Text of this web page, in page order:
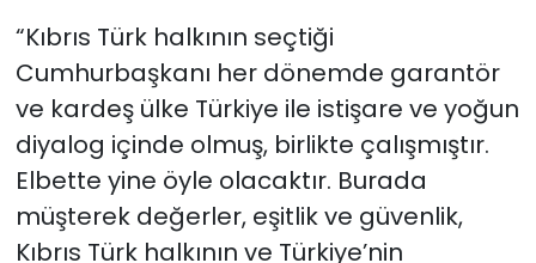
“Kıbrıs Türk halkının seçtiği
Cumhurbaşkanı her dönemde garantör
ve kardeş ülke Türkiye ile istişare ve yoğun
diyalog içinde olmuş, birlikte çalışmıştır.
Elbette yine öyle olacaktır. Burada
müşterek değerler, eşitlik ve güvenlik,
Kıbrıs Türk halkının ve Türkiye’nin